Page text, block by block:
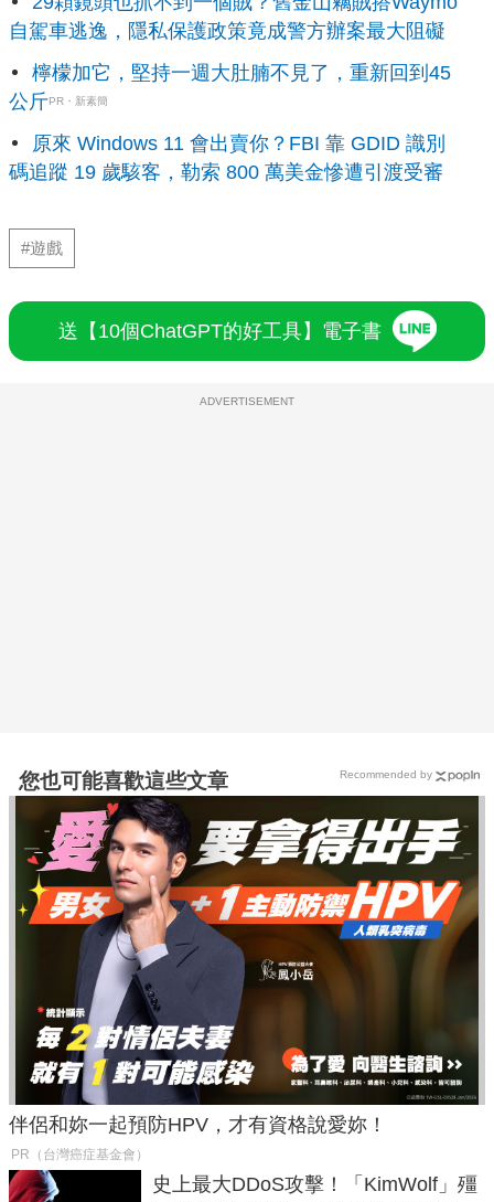
自駕車逃逸，隱私保護政策竟成警方辦案最大阻礙
檸檬加它，堅持一週大肚腩不見了，重新回到45
公斤PR・新素簡
原來 Windows 11 會出賣你？FBI 靠 GDID 識別
碼追蹤 19 歲駭客，勒索 800 萬美金慘遭引渡受審
#遊戲
送【10個ChatGPT的好工具】電子書
ADVERTISEMENT
您也可能喜歡這些文章
伴侶和妳一起預防HPV，才有資格說愛妳！
PR（台灣癌症基金會）
史上最大DDoS攻擊！「KimWolf」殭
Recommended by